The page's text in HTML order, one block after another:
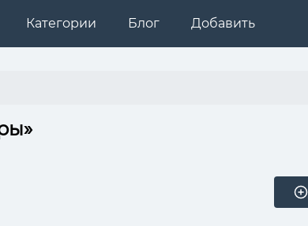
Категории Блог Добавить